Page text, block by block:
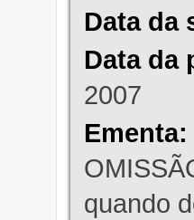
Data da
Data da
2007
Ementa:
quando